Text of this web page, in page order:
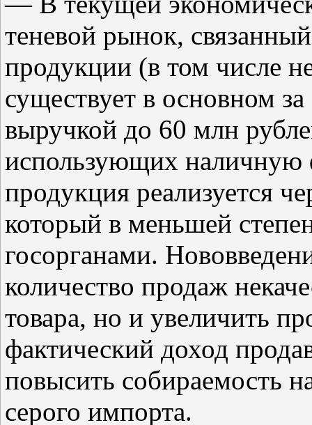
теневой рынок,
продукции (в том числе
существует в основном
выручкой до 60 млн
использующих наличную
продукция реализуется
который в меньшей
госорганами.
количество продаж
товара, но и увеличить
фактический доход
повысить собираемость
серого импорта.